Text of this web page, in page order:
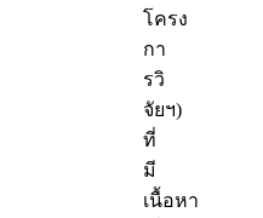
โครง
กา
รวิ
จัยฯ)
ที่
มี
เนื้อหา